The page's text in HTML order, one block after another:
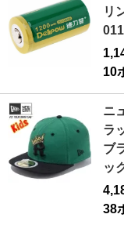
リ
10
ニ
ラ
ブ
ッ
38